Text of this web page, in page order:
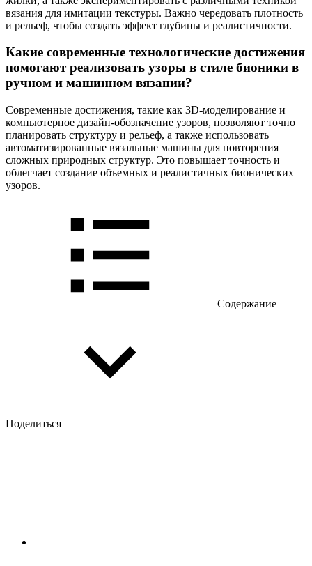
вязания для имитации текстуры. Важно чередовать плотность
и рельеф, чтобы создать эффект глубины и реалистичности.
Какие современные технологические достижения
помогают реализовать узоры в стиле бионики в
ручном и машинном вязании?
Современные достижения, такие как 3D-моделирование и
компьютерное дизайн-обозначение узоров, позволяют точно
планировать структуру и рельеф, а также использовать
автоматизированные вязальные машины для повторения
сложных природных структур. Это повышает точность и
облегчает создание объемных и реалистичных бионических
узоров.
Содержание
Поделиться